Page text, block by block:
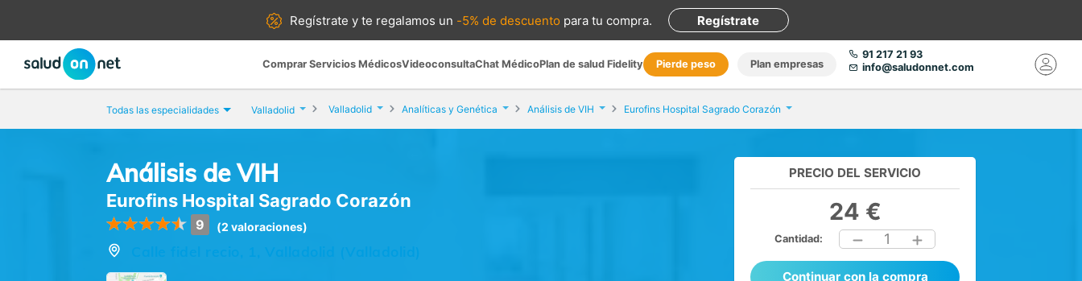
Regístrate yte regalamos un -5% de descuento para tu compra. Regístrate
Comprar Servicios MédicosVideoconsultaChat MédicoPlan de salud Fidelity Pierde peso Plan empresas
91 217 21 93
info@saludonnet.com
Todas las especialidades Valladolid Valladolid Analíticas y Genética Análisis de VIH Eurofins Hospital Sagrado Corazón
Análisis de VIH
Eurofins Hospital Sagrado Corazón
9 (2 valoraciones)
PRECIO DEL SERVICIO
24 €
Cantidad: 1
Continuar con la compra